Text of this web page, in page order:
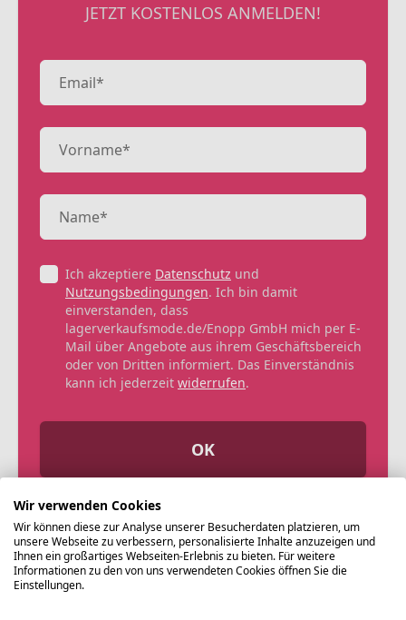
JETZT KOSTENLOS ANMELDEN!
Ich akzeptiere Datenschutz und
Nutzungsbedingungen. Ich bin damit
einverstanden, dass
lagerverkaufsmode.de/Enopp GmbH mich per E-
Mail über Angebote aus ihrem Geschäftsbereich
oder von Dritten informiert. Das Einverständnis
kann ich jederzeit widerrufen.
OK
Wir verwenden Cookies
Wir können diese zur Analyse unserer Besucherdaten platzieren, um
unsere Webseite zu verbessern, personalisierte Inhalte anzuzeigen und
Ihnen ein großartiges Webseiten-Erlebnis zu bieten. Für weitere
Informationen zu den von uns verwendeten Cookies öffnen Sie die
Einstellungen.